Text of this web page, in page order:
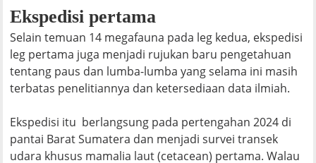
Ekspedisi pertama
Selain temuan 14 megafauna pada leg kedua, ekspedisi
leg pertama juga menjadi rujukan baru pengetahuan
tentang paus dan lumba-lumba yang selama ini masih
terbatas penelitiannya dan ketersediaan data ilmiah.
Ekspedisi itu berlangsung pada pertengahan 2024 di
pantai Barat Sumatera dan menjadi survei transek
udara khusus mamalia laut (cetacean) pertama. Walau